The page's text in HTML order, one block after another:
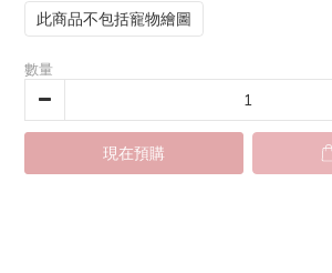
此商品不包括寵物繪圖
數量
現在預購